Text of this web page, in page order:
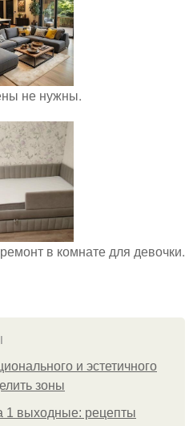
не нужны.
в комнате для девочки.
и эстетичного
зоны
1 выходные: рецепты